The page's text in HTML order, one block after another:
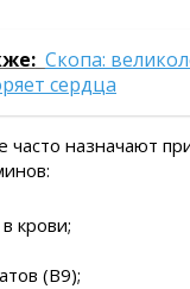
Скопа:
сердца
часто назначают
крови;
(B9);